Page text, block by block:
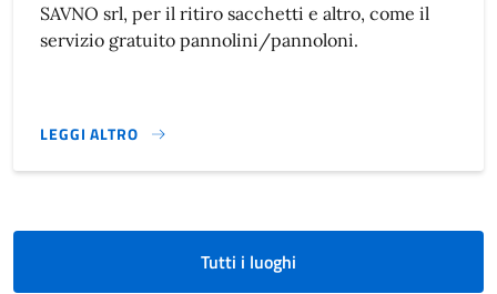
SAVNO srl, per il ritiro sacchetti e altro, come il
servizio gratuito pannolini/pannoloni.
LEGGI ALTRO
}
Tutti i luoghi